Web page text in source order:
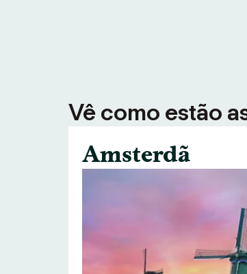
Vê como estão
Amsterdã